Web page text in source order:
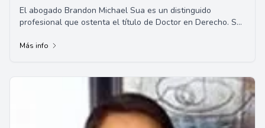
El abogado Brandon Michael Sua es un distinguido
profesional que ostenta el título de Doctor en Derecho. Su
Más info